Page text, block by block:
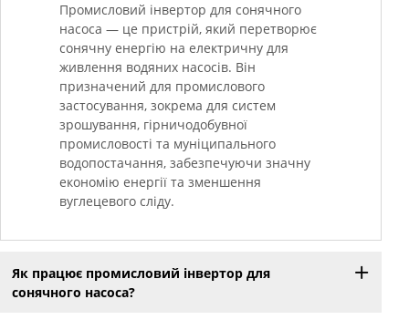
Промисловий інвертор для сонячного
насоса — це пристрій, який перетворює
сонячну енергію на електричну для
живлення водяних насосів. Він
призначений для промислового
застосування, зокрема для систем
зрошування, гірничодобувної
промисловості та муніципального
водопостачання, забезпечуючи значну
економію енергії та зменшення
вуглецевого сліду.
Як працює промисловий інвертор для
сонячного насоса?